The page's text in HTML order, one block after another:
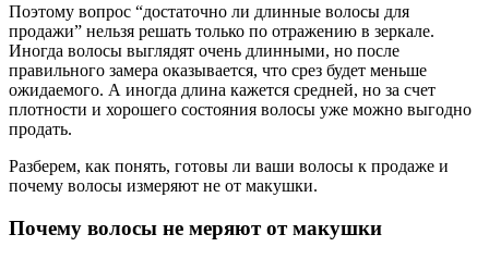
Поэтому вопрос “достаточно ли длинные волосы для
продажи” нельзя решать только по отражению в зеркале.
Иногда волосы выглядят очень длинными, но после
правильного замера оказывается, что срез будет меньше
ожидаемого. А иногда длина кажется средней, но за счет
плотности и хорошего состояния волосы уже можно выгодно
продать.
Разберем, как понять, готовы ли ваши волосы к продаже и
почему волосы измеряют не от макушки.
Почему волосы не меряют от макушки